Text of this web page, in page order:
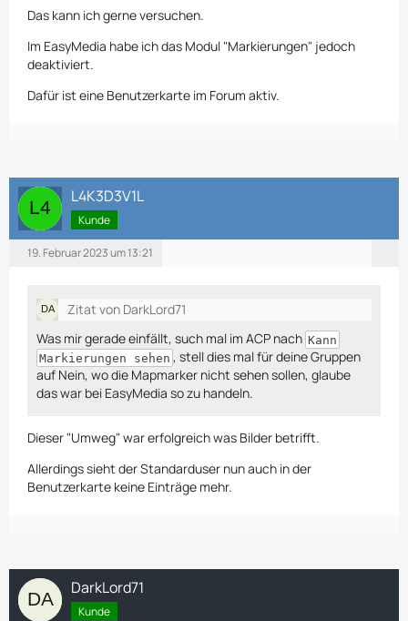
Das kann ich gerne versuchen.
Im EasyMedia habe ich das Modul "Markierungen" jedoch
deaktiviert.
Dafür ist eine Benutzerkarte im Forum aktiv.
L4K3D3V1L
Kunde
19. Februar 2023 um 13:21
Zitat von DarkLord71
Was mir gerade einfällt, such mal im ACP nach Kann
Markierungen sehen , stell dies mal für deine Gruppen
auf Nein, wo die Mapmarker nicht sehen sollen, glaube
das war bei EasyMedia so zu handeln.
Dieser "Umweg" war erfolgreich was Bilder betrifft.
Allerdings sieht der Standarduser nun auch in der
Benutzerkarte keine Einträge mehr.
DarkLord71
Kunde